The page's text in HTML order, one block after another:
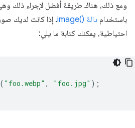
باستخدام دالة image()‎
احتياطية، يمكنك كتابة ما يلي:
( "foo.webp" , "foo.jpg" );